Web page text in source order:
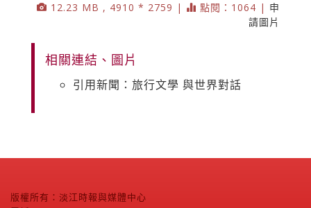
12.23 MB , 4910 * 2759 | 點閱：1064 | 申
請圖片
相關連結、圖片
引用新聞：旅行文學 與世界對話
版權所有：淡江時報與媒體中心